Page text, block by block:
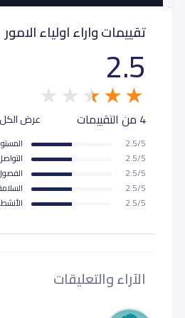
ثاني ثانوي (Grade 11)
ثالث ثانوي (Grade 12)
تقييمات واراء اولياء الامور
2.5
4 من التقييمات عرض الكل
2.5/5
2.5/5
2.5/5
2.5/5
2.5/5
الآراء والتعليقات